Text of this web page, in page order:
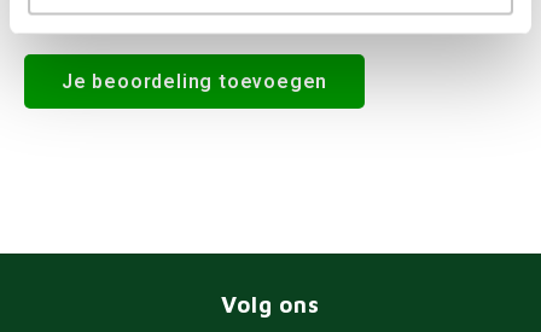
Alle reviews
Je beoordeling toevoegen
Volg ons